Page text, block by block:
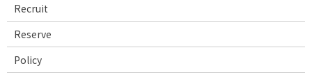
Recruit
Reserve
Policy